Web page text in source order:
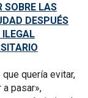
SOBRE LAS
DESPUÉS
ILEGAL
quería evitar,
pasar»,